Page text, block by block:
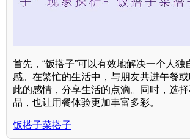
首先，“饭搭子”可以有效地解决一个人独
感。在繁忙的生活中，与朋友共进午餐
此的感情，分享生活的点滴。同时，选
品，也让用餐体验更加丰富多彩。
饭搭子菜搭子